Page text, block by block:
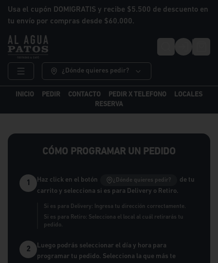
Usa el cupón DOMIGRATIS y recibe $5.500 de descuento en
tu envío por compras desde $60.000.
Login
¿Dónde quieres pedir?
INICIO PEDIR CONTACTO PEDIR X TELEFONO
LOCALES
RESERVA
CÓMO PROGRAMAR UN PEDIDO
1 Haz click en el botón ¿Dónde quieres pedir?
de tu
carrito y selecciona si es para Delivery o Retiro.
Si es para Delivery: Ingresa tu dirección correctamente.
Si es para Retiro: Selecciona el local al cuál retirarás tu
pedido.
2
Luego podrás seleccionar el día y hora para
programar tu pedido. Selecciona la que más te